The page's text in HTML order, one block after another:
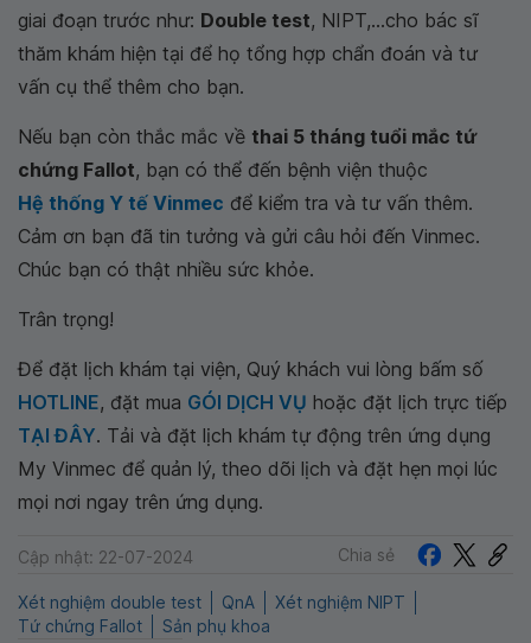
giai đoạn trước như: Double test, NIPT,...cho bác sĩ
thăm khám hiện tại để họ tổng hợp chẩn đoán và tư
vấn cụ thể thêm cho bạn.
Nếu bạn còn thắc mắc về thai 5 tháng tuổi mắc tứ
chứng Fallot, bạn có thể đến bệnh viện thuộc
Hệ thống Y tế Vinmec để kiểm tra và tư vấn thêm.
Cảm ơn bạn đã tin tưởng và gửi câu hỏi đến Vinmec.
Chúc bạn có thật nhiều sức khỏe.
Trân trọng!
Để đặt lịch khám tại viện, Quý khách vui lòng bấm số
HOTLINE, đặt mua GÓI DỊCH VỤ hoặc đặt lịch trực tiếp
TẠI ĐÂY. Tải và đặt lịch khám tự động trên ứng dụng
My Vinmec để quản lý, theo dõi lịch và đặt hẹn mọi lúc
mọi nơi ngay trên ứng dụng.
Cập nhật: 22-07-2024 Chia sẻ
Xét nghiệm double test QnA
Xét nghiệm NIPT
Tứ chứng Fallot
Sản phụ khoa